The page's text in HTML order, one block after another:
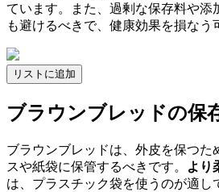
ています。また、過剰な保存料や添
も避けるべきで、健康効果を損なう
リストに追加
ブラウンブレッドの保
ブラウンブレッドは、外皮を保つた
スや紙袋に保管するべきです。
より
は、プラスチック袋を使うのが適し